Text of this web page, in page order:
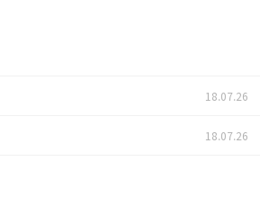
18.07.26
18.07.26